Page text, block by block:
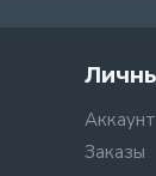
Аккаунт
Заказы